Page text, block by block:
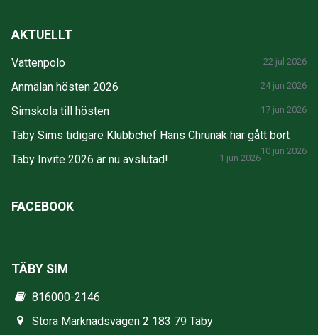
AKTUELLT
Vattenpolo 22 jul 2026
Anmälan hösten 2026 24 jun 2026
Simskola till hösten 17 jun 2026
Täby Sims tidigare Klubbchef Hans Chrunak har gått bort
10 jun 2026
Täby Invite 2026 är nu avslutad! 1 jun 2026
FACEBOOK
TÄBY SIM
816000-2146
Stora Marknadsvägen 2 183 79 Täby